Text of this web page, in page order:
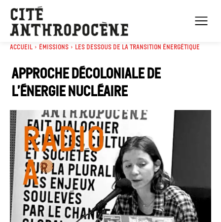
Accueil Émissions Les dessous de la transition énergétique
Approche décoloniale de
l’énergie nucléaire